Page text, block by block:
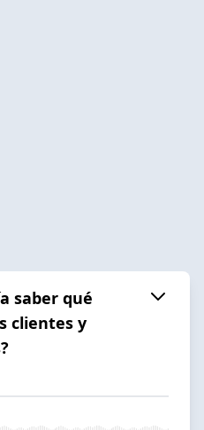
saber qué
clientes y